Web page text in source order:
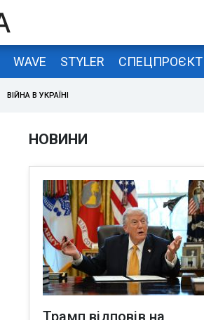
WAVE STYLER
ВІЙНА В УКРАЇНІ
НОВИНИ
Трамп відповів на